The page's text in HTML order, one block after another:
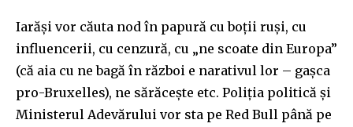
Iarăși vor căuta nod în papură cu boții ruși, cu
influencerii, cu cenzură, cu „ne scoate din Europa”
(că aia cu ne bagă în război e narativul lor – gașca
pro-Bruxelles), ne sărăcește etc. Poliția politică și
Ministerul Adevărului vor sta pe Red Bull până pe